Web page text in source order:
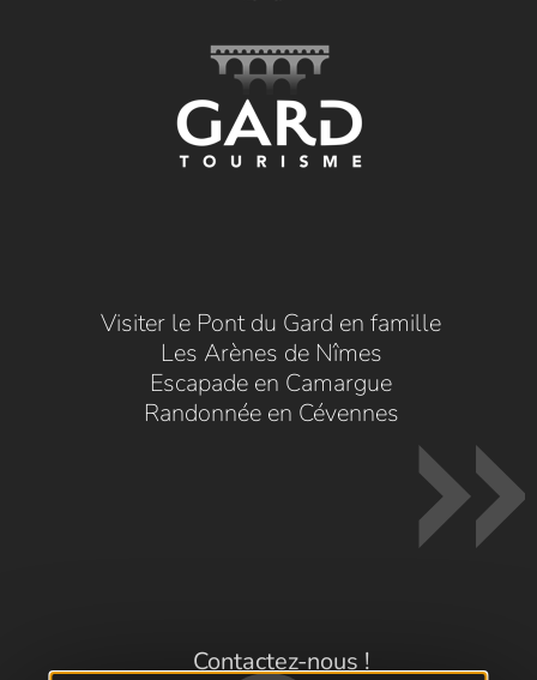
Visiter le Pont du Gard en famille
Les Arènes de Nîmes
Escapade en Camargue
Randonnée en Cévennes
Contactez-nous !